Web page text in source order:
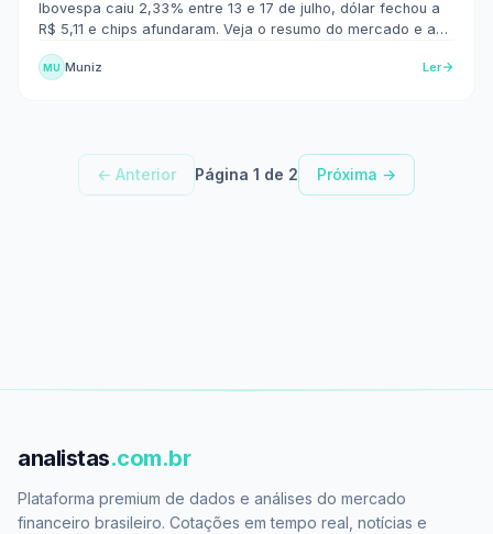
Ibovespa caiu 2,33% entre 13 e 17 de julho, dólar fechou a
R$ 5,11 e chips afundaram. Veja o resumo do mercado e a
próxima agenda.
MU Muniz Ler
← Anterior Página 1 de 2 Próxima →
analistas.com.br
Plataforma premium de dados e análises do mercado
financeiro brasileiro. Cotações em tempo real, notícias e